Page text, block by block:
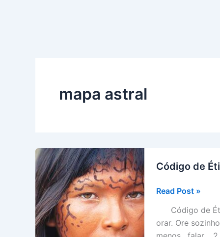
mapa astral
Código de
Código
Ética
dos
Read Post »
Código de
orar. Ore